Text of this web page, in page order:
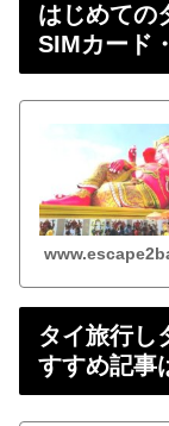
はじめての
SIMカード
タイ旅行し
すすめ記事